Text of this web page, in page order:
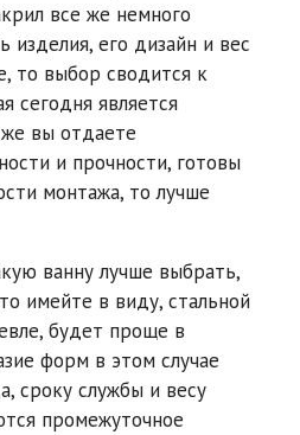
все же немного
изделия, его дизайн и вес
то выбор сводится к
сегодня является
вы отдаете
и прочности, готовы
монтажа, то лучше
ванну лучше выбрать,
имейте в виду, стальной
будет проще в
форм в этом случае
сроку службы и весу
промежуточное